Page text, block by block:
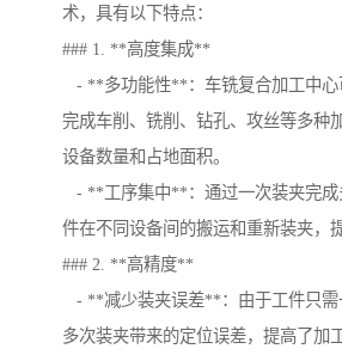
术，具有以下特点：
### 1. **高度集成**
- **多功能性**：车铣复合加工中心
完成车削、铣削、钻孔、攻丝等多种
设备数量和占地面积。
- **工序集中**：通过一次装夹完成
件在不同设备间的搬运和重新装夹，
### 2. **高精度**
- **减少装夹误差**：由于工件只需
多次装夹带来的定位误差，提高了加